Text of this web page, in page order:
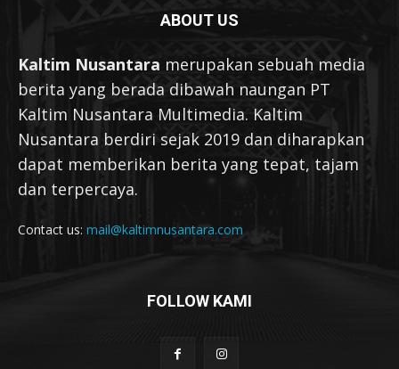
ABOUT US
Kaltim Nusantara merupakan sebuah media
berita yang berada dibawah naungan PT
Kaltim Nusantara Multimedia. Kaltim
Nusantara berdiri sejak 2019 dan diharapkan
dapat memberikan berita yang tepat, tajam
dan terpercaya.
Contact us: mail@kaltimnusantara.com
FOLLOW KAMI